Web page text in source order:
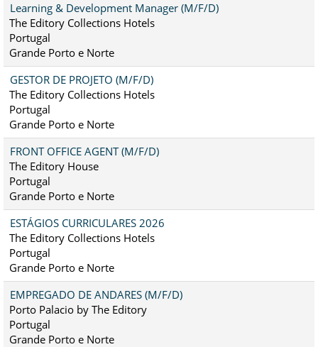
Learning & Development Manager (M/F/D)
The Editory Collections Hotels
Portugal
Grande Porto e Norte
GESTOR DE PROJETO (M/F/D)
The Editory Collections Hotels
Portugal
Grande Porto e Norte
FRONT OFFICE AGENT (M/F/D)
The Editory House
Portugal
Grande Porto e Norte
ESTÁGIOS CURRICULARES 2026
The Editory Collections Hotels
Portugal
Grande Porto e Norte
EMPREGADO DE ANDARES (M/F/D)
Porto Palacio by The Editory
Portugal
Grande Porto e Norte